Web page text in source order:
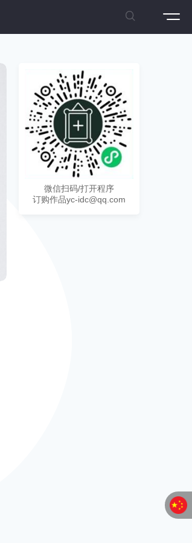

微信扫码/打开程序
订购作品yc-idc@qq.com